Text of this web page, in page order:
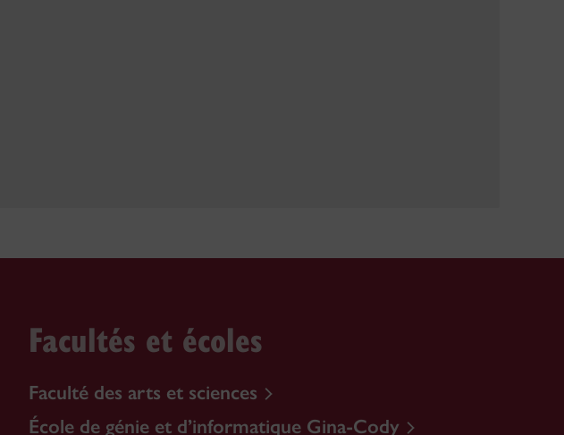
Facultés et écoles
Faculté des arts et sciences
École de génie et d’informatique Gina-Cody